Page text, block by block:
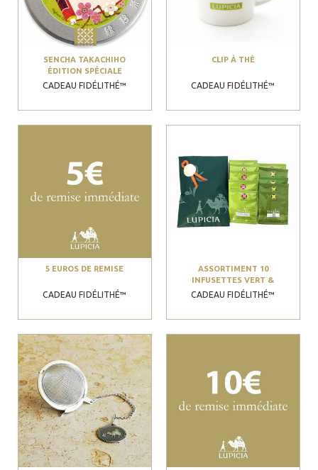
SENCHA TAKACHIHO
ÉDITION SPÉCIALE
CADEAU FIDÉLITHÉ™
CLIP À THÉ
CADEAU FIDÉLITHÉ™
5 EUROS DE REMISE
CADEAU FIDÉLITHÉ™
ASSORTIMENT 10
INFUSETTES VERT &
OOLONG
CADEAU FIDÉLITHÉ™